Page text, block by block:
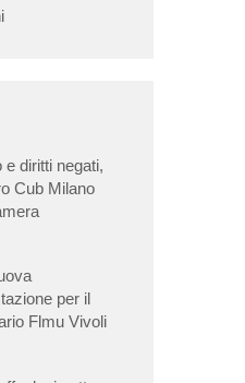
e diritti negati,
Cub Milano
per il
Flmu Vivoli